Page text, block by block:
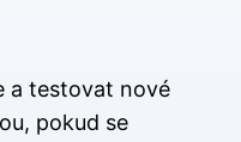
a testovat nové
pokud se